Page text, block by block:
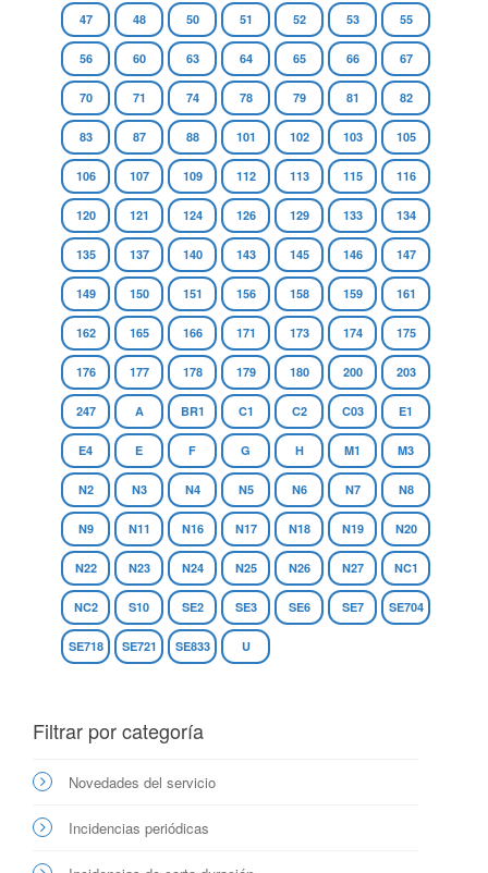
47 48 50 51 52 53 55
56 60 63 64 65 66 67
70 71 74 78 79 81 82
83 87 88 101 102 103 105
106 107 109 112 113 115 116
120 121 124 126 129 133 134
135 137 140 143 145 146 147
149 150 151 156 158 159 161
162 165 166 171 173 174 175
176 177 178 179 180 200 203
247 A BR1 C1 C2 C03 E1
E4 E F G H M1 M3
N2 N3 N4 N5 N6 N7 N8
N9 N11 N16 N17 N18 N19 N20
N22 N23 N24 N25 N26 N27 NC1
NC2 S10 SE2 SE3 SE6 SE7 SE704
SE718 SE721 SE833 U
Filtrar por categoría
Novedades del servicio
Incidencias periódicas